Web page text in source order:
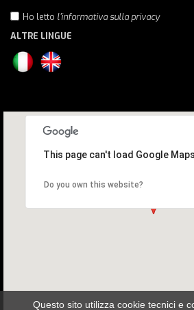
Ho letto l'informativa sulla privacy
ALTRE LINGUE
This page can't load Google
Do you own this website?
Questo sito utilizza cookie tecnici e